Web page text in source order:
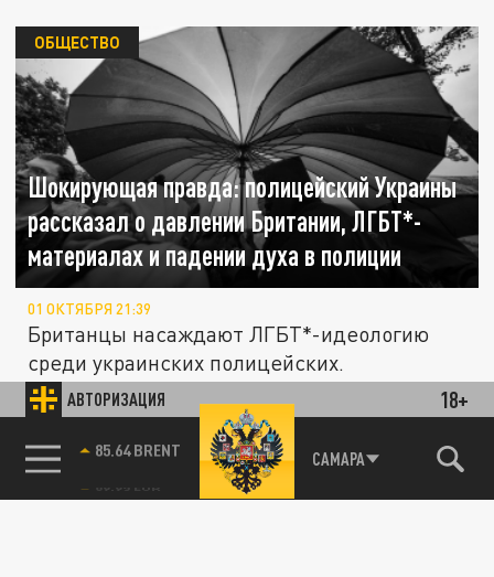
АВТОРИЗАЦИЯ 18+
85.64 BRENT САМАРА
Шокирующая правда: полицейский Украины
рассказал о давлении Британии, ЛГБТ*-
материалах и падении духа в полиции
ОБЩЕСТВО
01 ОКТЯБРЯ 21:39
Британцы насаждают ЛГБТ*-идеологию
среди украинских полицейских.
ПРОИСШЕСТВИЯ